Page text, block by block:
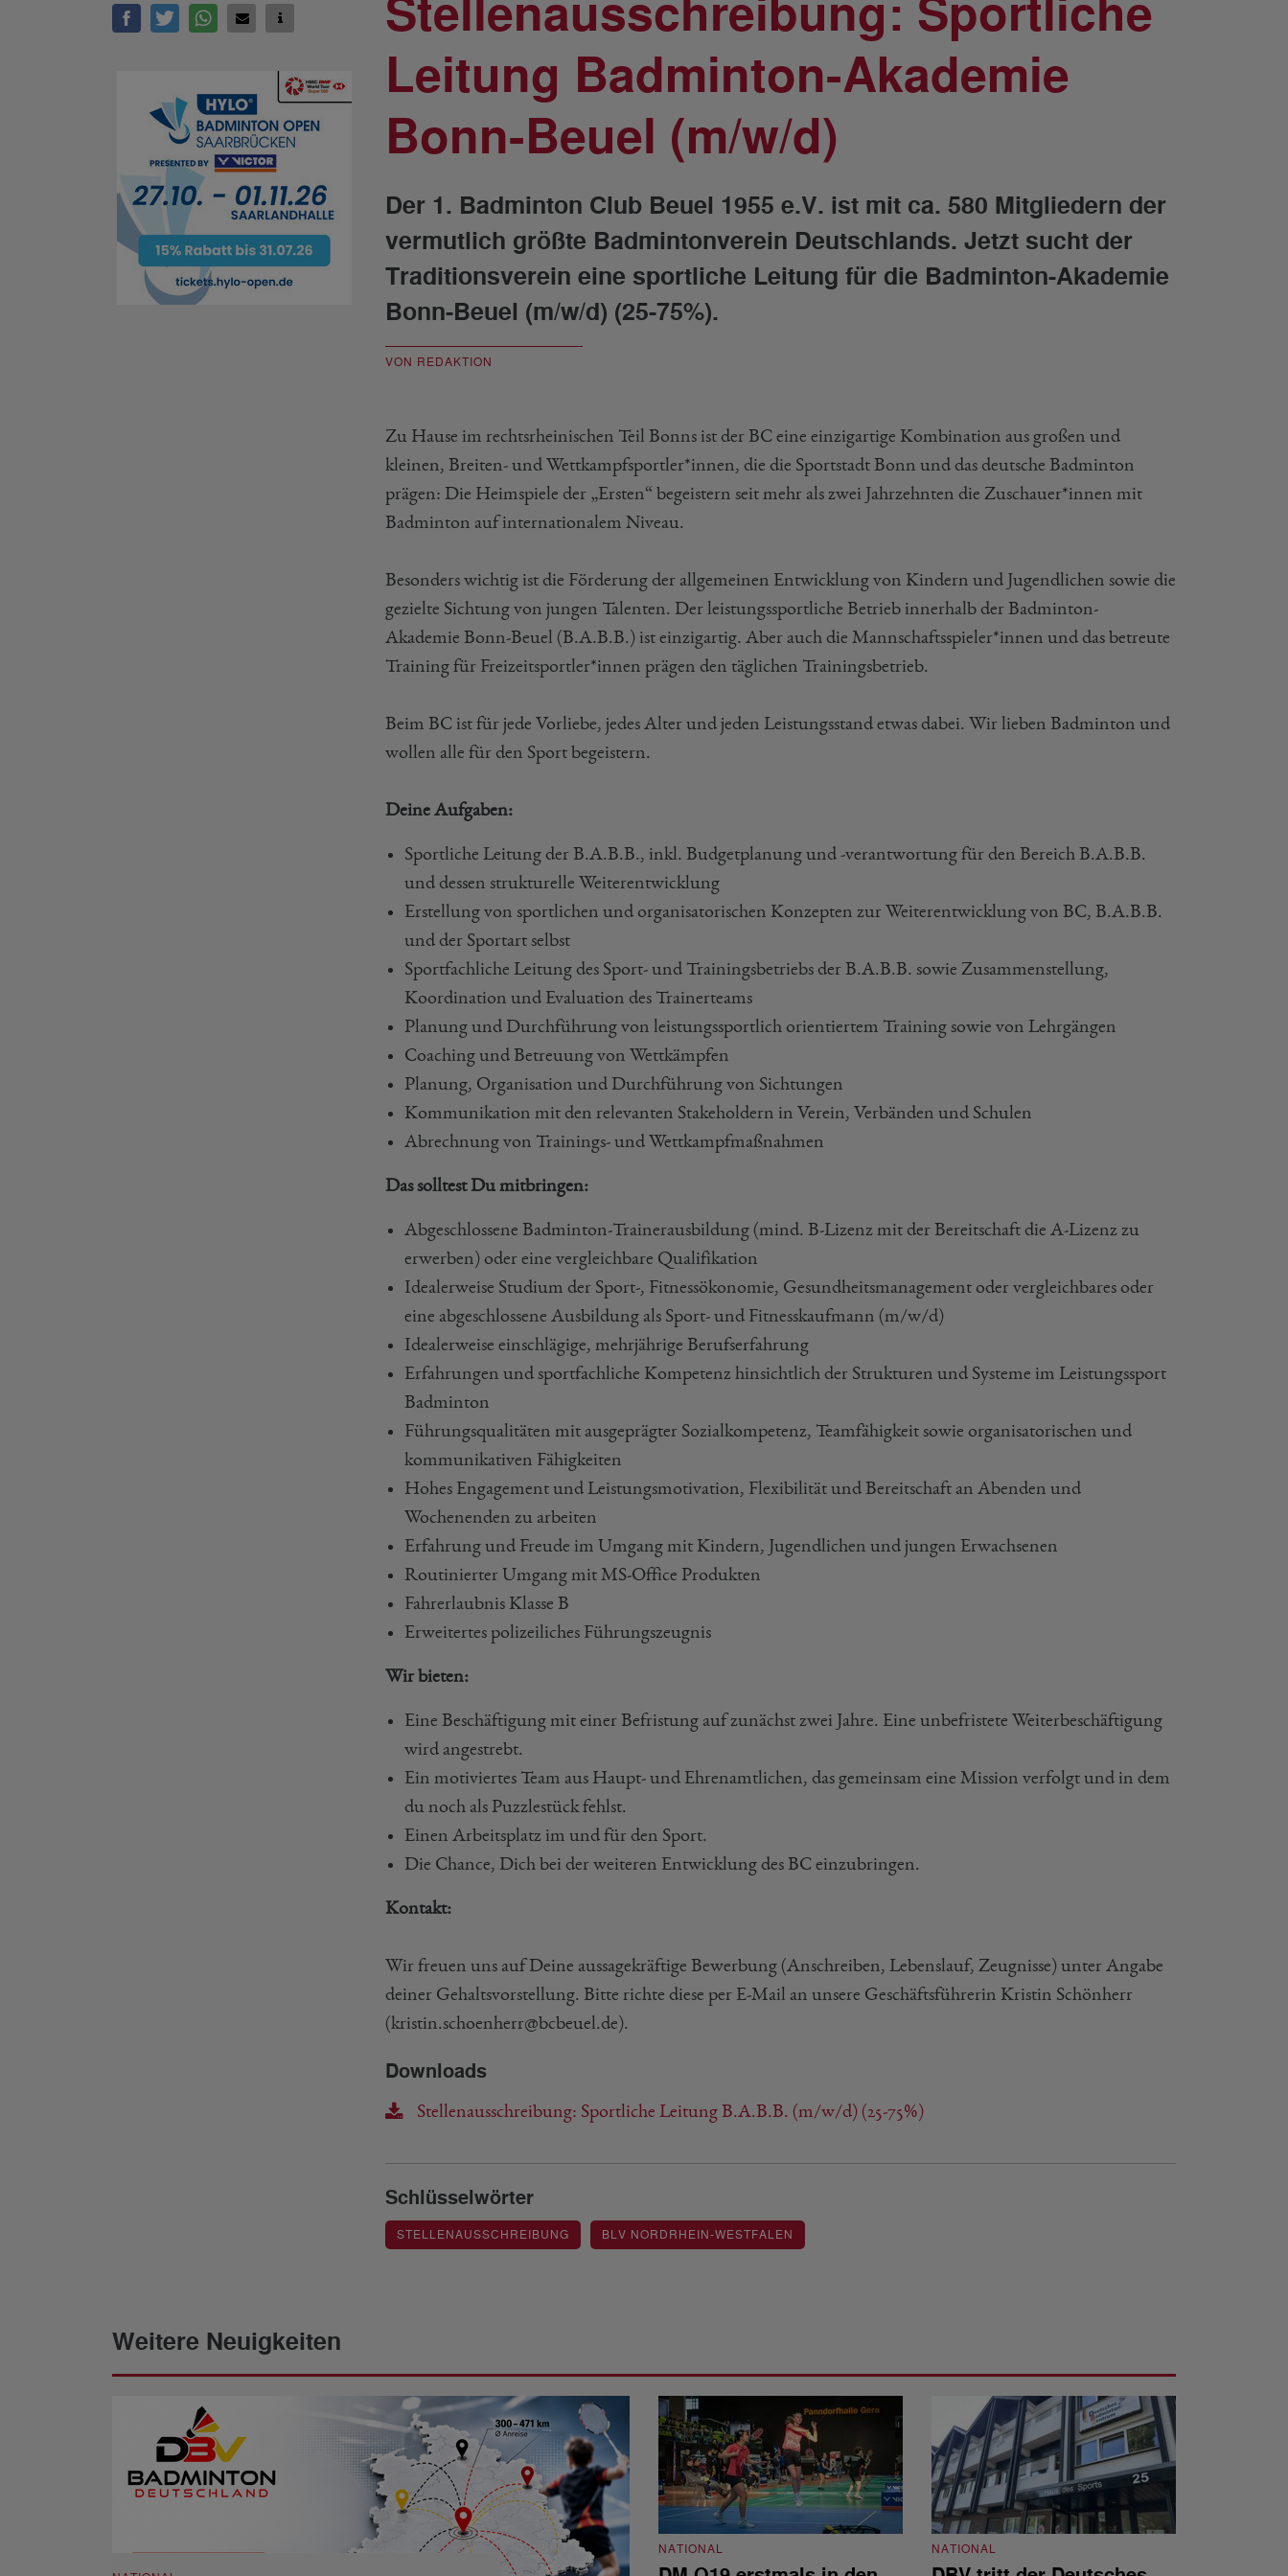
Stellenausschreibung: Sportliche
Leitung Badminton-Akademie
Bonn-Beuel (m/w/d)
Der 1. Badminton Club Beuel 1955 e.V. ist mit ca. 580 Mitgliedern der
vermutlich größte Badmintonverein Deutschlands. Jetzt sucht der
Traditionsverein eine sportliche Leitung für die Badminton-Akademie
Bonn-Beuel (m/w/d) (25-75%).
VON REDAKTION
Zu Hause im rechtsrheinischen Teil Bonns ist der BC eine einzigartige Kombination aus großen und
kleinen, Breiten- und Wettkampfsportler*innen, die die Sportstadt Bonn und das deutsche Badminton
prägen: Die Heimspiele der „Ersten“ begeistern seit mehr als zwei Jahrzehnten die Zuschauer*innen mit
Badminton auf internationalem Niveau.
Besonders wichtig ist die Förderung der allgemeinen Entwicklung von Kindern und Jugendlichen sowie die
gezielte Sichtung von jungen Talenten. Der leistungssportliche Betrieb innerhalb der Badminton-
Akademie Bonn-Beuel (B.A.B.B.) ist einzigartig. Aber auch die Mannschaftsspieler*innen und das betreute
Training für Freizeitsportler*innen prägen den täglichen Trainingsbetrieb.
Beim BC ist für jede Vorliebe, jedes Alter und jeden Leistungsstand etwas dabei. Wir lieben Badminton und
wollen alle für den Sport begeistern.
Deine Aufgaben:
Sportliche Leitung der B.A.B.B., inkl. Budgetplanung und -verantwortung für den Bereich B.A.B.B.
und dessen strukturelle Weiterentwicklung
Erstellung von sportlichen und organisatorischen Konzepten zur Weiterentwicklung von BC, B.A.B.B.
und der Sportart selbst
Sportfachliche Leitung des Sport- und Trainingsbetriebs der B.A.B.B. sowie Zusammenstellung,
Koordination und Evaluation des Trainerteams
Planung und Durchführung von leistungssportlich orientiertem Training sowie von Lehrgängen
Coaching und Betreuung von Wettkämpfen
Planung, Organisation und Durchführung von Sichtungen
Kommunikation mit den relevanten Stakeholdern in Verein, Verbänden und Schulen
Abrechnung von Trainings- und Wettkampfmaßnahmen
Das solltest Du mitbringen:
Abgeschlossene Badminton-Trainerausbildung (mind. B-Lizenz mit der Bereitschaft die A-Lizenz zu
erwerben) oder eine vergleichbare Qualifikation
Idealerweise Studium der Sport-, Fitnessökonomie, Gesundheitsmanagement oder vergleichbares oder
eine abgeschlossene Ausbildung als Sport- und Fitnesskaufmann (m/w/d)
Idealerweise einschlägige, mehrjährige Berufserfahrung
Erfahrungen und sportfachliche Kompetenz hinsichtlich der Strukturen und Systeme im Leistungssport
Badminton
Führungsqualitäten mit ausgeprägter Sozialkompetenz, Teamfähigkeit sowie organisatorischen und
kommunikativen Fähigkeiten
Hohes Engagement und Leistungsmotivation, Flexibilität und Bereitschaft an Abenden und
Wochenenden zu arbeiten
Erfahrung und Freude im Umgang mit Kindern, Jugendlichen und jungen Erwachsenen
Routinierter Umgang mit MS-Office Produkten
Fahrerlaubnis Klasse B
Erweitertes polizeiliches Führungszeugnis
Wir bieten:
Eine Beschäftigung mit einer Befristung auf zunächst zwei Jahre. Eine unbefristete Weiterbeschäftigung
wird angestrebt.
Ein motiviertes Team aus Haupt- und Ehrenamtlichen, das gemeinsam eine Mission verfolgt und in dem
du noch als Puzzlestück fehlst.
Einen Arbeitsplatz im und für den Sport.
Die Chance, Dich bei der weiteren Entwicklung des BC einzubringen.
Kontakt:
Wir freuen uns auf Deine aussagekräftige Bewerbung (Anschreiben, Lebenslauf, Zeugnisse) unter Angabe
deiner Gehaltsvorstellung. Bitte richte diese per E-Mail an unsere Geschäftsführerin Kristin Schönherr
(kristin.schoenherr@bcbeuel.de).
Downloads
Stellenausschreibung: Sportliche Leitung B.A.B.B. (m/w/d) (25-75%)
Schlüsselwörter
STELLENAUSSCHREIBUNG BLV NORDRHEIN-WESTFALEN
Weitere Neuigkeiten
NATIONAL NATIONAL